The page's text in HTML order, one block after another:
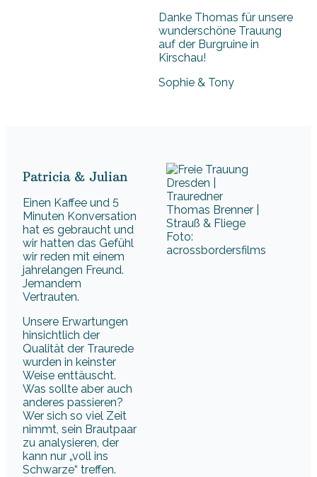
Danke Thomas für unsere
wunderschöne Trauung
auf der Burgruine in
Kirschau!
Sophie & Tony
Foto:
acrossbordersfilms
Patricia & Julian
Einen Kaffee und 5
Minuten Konversation
hat es gebraucht und
wir hatten das Gefühl
wir reden mit einem
jahrelangen Freund.
Jemandem
Vertrauten.
Unsere Erwartungen
hinsichtlich der
Qualität der Traurede
wurden in keinster
Weise enttäuscht.
Was sollte aber auch
anderes passieren?
Wer sich so viel Zeit
nimmt, sein Brautpaar
zu analysieren, der
kann nur „voll ins
Schwarze“ treffen.